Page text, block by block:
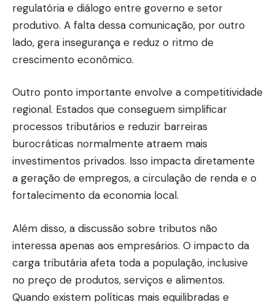
regulatória e diálogo entre governo e setor
produtivo. A falta dessa comunicação, por outro
lado, gera insegurança e reduz o ritmo de
crescimento econômico.
Outro ponto importante envolve a competitividade
regional. Estados que conseguem simplificar
processos tributários e reduzir barreiras
burocráticas normalmente atraem mais
investimentos privados. Isso impacta diretamente
a geração de empregos, a circulação de renda e o
fortalecimento da economia local.
Além disso, a discussão sobre tributos não
interessa apenas aos empresários. O impacto da
carga tributária afeta toda a população, inclusive
no preço de produtos, serviços e alimentos.
Quando existem políticas mais equilibradas e